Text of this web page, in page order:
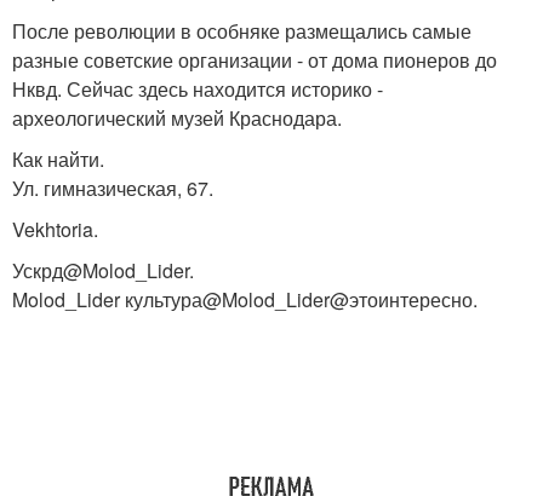
После революции в особняке размещались самые
разные советские организации - от дома пионеров до
Нквд. Сейчас здесь находится историко -
археологический музей Краснодара.
Как найти.
Ул. гимназическая, 67.
Vekhtoria.
Ускрд@Molod_Lider.
Molod_Lider культура@Molod_Lider@этоинтересно.